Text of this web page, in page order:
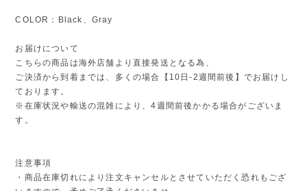
COLOR：Black、Gray
お届けについて
こちらの商品は海外店舗より直接発送となる為、
ご決済から到着までは、多くの場合【10日-2週間前後】でお届けし
ております。
※在庫状況や輸送の混雑により、4週間前後かかる場合がございま
す。
注意事項
・商品在庫切れにより注文キャンセルとさせていただく恐れもござ